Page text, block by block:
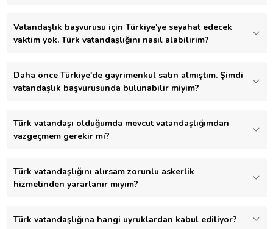
Vatandaşlık başvurusu için Türkiye'ye seyahat edecek
vaktim yok. Türk vatandaşlığını nasıl alabilirim?
Daha önce Türkiye'de gayrimenkul satın almıştım. Şimdi
vatandaşlık başvurusunda bulunabilir miyim?
Türk vatandaşı olduğumda mevcut vatandaşlığımdan
vazgeçmem gerekir mi?
Türk vatandaşlığını alırsam zorunlu askerlik
hizmetinden yararlanır mıyım?
Türk vatandaşlığına hangi uyruklardan kabul ediliyor?